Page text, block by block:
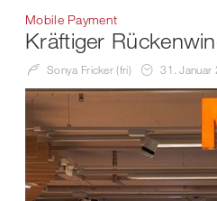
Mobile Payment
Kräftiger
Sonya Fricker (fri) 31. Januar